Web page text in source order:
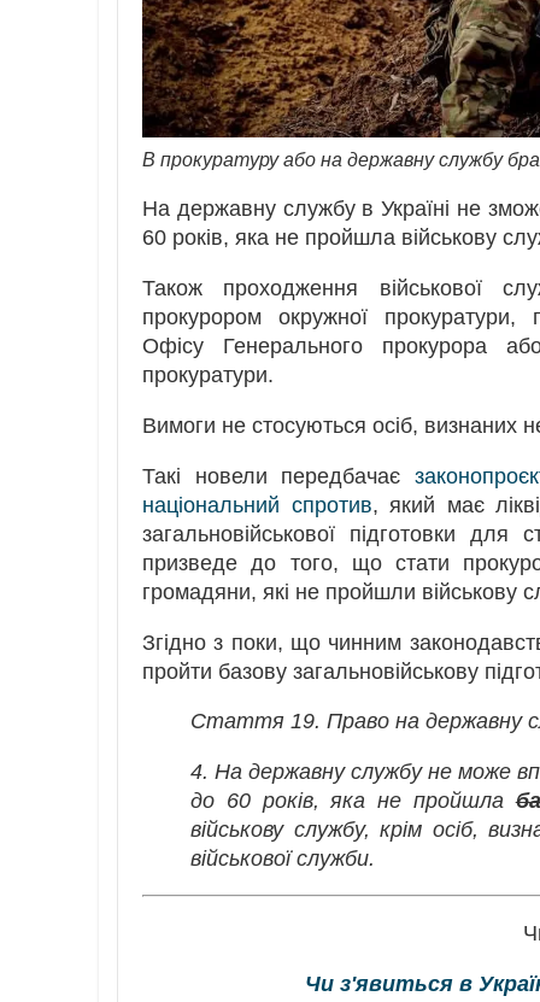
В прокуратуру або на державну службу
На державну службу в Україні не
60 років, яка не пройшла військову
Також проходження військової
прокурором окружної прокуратури,
Офісу Генерального прокурора або
прокуратури.
Вимоги не стосуються осіб, визнаних
Такі новели передбачає
національний спротив, який має
загальновійськової підготовки
призведе до того, що стати
громадяни, які не пройшли військову
Згідно з поки, що чинним
пройти базову загальновійськову
Стаття 19. Право на державну
4. На державну службу не може
до 60 років, яка не пройшла
військову службу, крім осіб,
військової служби.
Чи з'явиться в